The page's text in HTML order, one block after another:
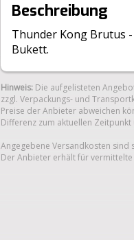
Beschreibung
Thunder Kong Brutus
Bukett.
Hinweis: Die aufgelisteten
zzgl. Verpackungs- und
Preise der Anbieter abweichen
Differenz zum aktuellen
Angegebene Versandkosten sind
Der Anbieter erhält für